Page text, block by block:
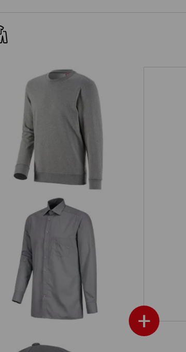
+
Sweatshirt e.s.industry
Business Hemd e.s.comfort, langarm